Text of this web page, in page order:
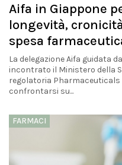
Aifa in Giappone
longevità,
spesa
La delegazione Aifa guidata
incontrato il Ministero della
regolatoria Pharmaceuticals
confrontarsi su...
FARMACI